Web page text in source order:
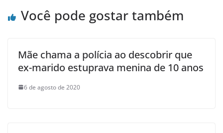
Você pode gostar também
Mãe chama a polícia ao descobrir que
ex-marido estuprava menina de 10 anos
6 de agosto de 2020